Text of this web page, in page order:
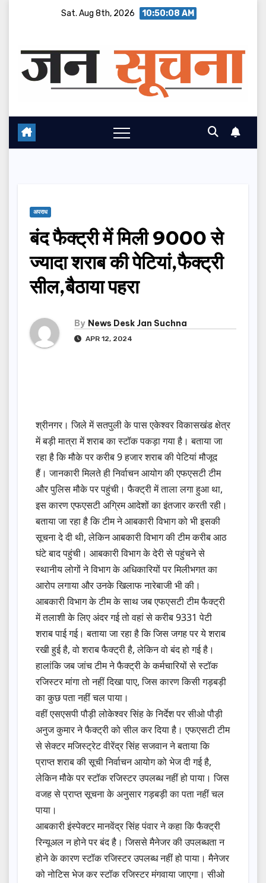
Sat. Aug 8th, 2026 10:50:09 AM
अपराध
बंद फैक्ट्री में मिली 9000 से
ज्यादा शराब की पेटियां,फैक्ट्री
सील,बैठाया पहरा
By News Desk Jan Suchna
APR 12, 2024
श्रीनगर। जिले में सतपुली के पास एकेश्वर विकासखंड क्षेत्र
में बड़ी मात्रा में शराब का स्टॉक पकड़ा गया है। बताया जा
रहा है कि मौके पर करीब 9 हजार शराब की पेटियां मौजूद
हैं। जानकारी मिलते ही निर्वाचन आयोग की एफएसटी टीम
और पुलिस मौके पर पहुंची। फैक्ट्री में ताला लगा हुआ था,
इस कारण एफएसटी अग्रिम आदेशों का इंतजार करती रही।
बताया जा रहा है कि टीम ने आबकारी विभाग को भी इसकी
सूचना दे दी थी, लेकिन आबकारी विभाग की टीम करीब आठ
घंटे बाद पहुंची। आबकारी विभाग के देरी से पहुंचने से
स्थानीय लोगों ने विभाग के अधिकारियों पर मिलीभगत का
आरोप लगाया और उनके खिलाफ नारेबाजी भी की।
आबकारी विभाग के टीम के साथ जब एफएसटी टीम फैक्ट्री
में तलाशी के लिए अंदर गई तो वहां से करीब 9331 पेटी
शराब पाई गई। बताया जा रहा है कि जिस जगह पर ये शराब
रखी हुई है, वो शराब फैक्ट्री है, लेकिन वो बंद हो गई है।
हालांकि जब जांच टीम ने फैक्ट्री के कर्मचारियों से स्टॉक
रजिस्टर मांगा तो नहीं दिखा पाए, जिस कारण किसी गड़बड़ी
का कुछ पता नहीं चल पाया।
वहीं एसएसपी पौड़ी लोकेश्वर सिंह के निर्देश पर सीओ पौड़ी
अनुज कुमार ने फैक्ट्री को सील कर दिया है। एफएसटी टीम
से सेक्टर मजिस्ट्रेट वीरेंद्र सिंह सजवान ने बताया कि
प्राप्त शराब की सूची निर्वाचन आयोग को भेज दी गई है,
लेकिन मौके पर स्टॉक रजिस्टर उपलब्ध नहीं हो पाया। जिस
वजह से प्राप्त सूचना के अनुसार गड़बड़ी का पता नहीं चल
पाया।
आबकारी इंस्पेक्टर मानवेंद्र सिंह पंवार ने कहा कि फैक्ट्री
रिन्यूअल न होने पर बंद है। जिससे मैनेजर की उपलब्धता न
होने के कारण स्टॉक रजिस्टर उपलब्ध नहीं हो पाया। मैनेजर
को नोटिस भेज कर स्टॉक रजिस्टर मंगवाया जाएगा। सीओ